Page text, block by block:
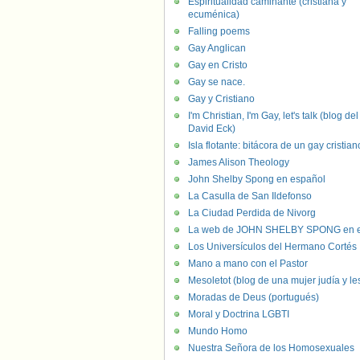
ecuménica)
Falling poems
Gay Anglican
Gay en Cristo
Gay se nace.
Gay y Cristiano
I'm Christian, I'm Gay, let's talk (blog del
David Eck)
Isla flotante: bitácora de un gay
James Alison Theology
John Shelby Spong en español
La Casulla de San Ildefonso
La Ciudad Perdida de Nivorg
La web de JOHN SHELBY SPONG en
Los Universículos del Hermano Cortés
Mano a mano con el Pastor
Mesoletot (blog de una mujer judía y
Moradas de Deus (portugués)
Moral y Doctrina LGBTI
Mundo Homo
Nuestra Señora de los Homosexuales